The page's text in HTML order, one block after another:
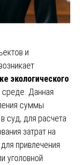
и
экологического
Данная
суммы
суд, для расчета
затрат на
привлечения
уголовной